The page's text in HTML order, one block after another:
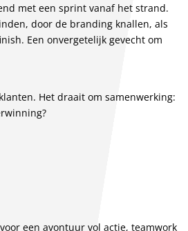
met een sprint vanaf het strand.
door de branding knallen, als
Een onvergetelijk gevecht om
Het draait om samenwerking:
een avontuur vol actie, teamwork